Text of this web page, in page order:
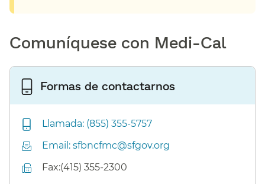
Comuníquese con Medi-Cal​​
Formas de contactarnos​​
Llamada: (855) 355-5757​​
Email: sfbncfmc@sfgov.org​​
Fax:(415) 355-2300​​